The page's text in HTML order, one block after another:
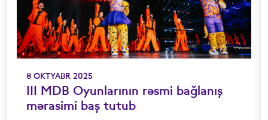
8 OKTYABR 2025
III MDB Oyunlarının rəsmi bağlanış
mərasimi baş tutub